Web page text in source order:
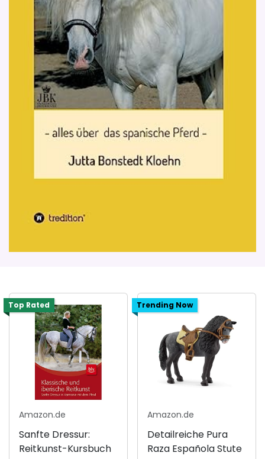
Top Rated
Amazon.de
Sanfte Dressur:
Reitkunst-Kursbuch
Trending Now
Amazon.de
Detailreiche Pura
Raza Española Stute